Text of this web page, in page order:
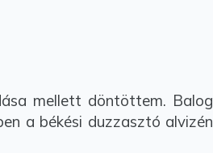
mellett döntöttem. Balog
a békési duzzasztó alvizén